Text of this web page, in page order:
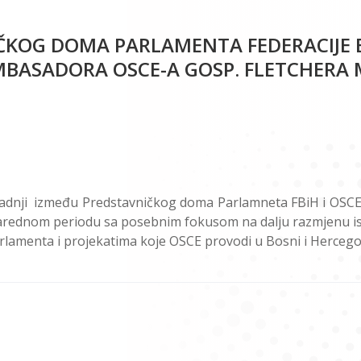
DOMA PARLAMENTA FEDERACIJE
OSCE-A GOSP. FLETCHERA
između Predstavničkog doma Parlamneta FBiH i
periodu sa posebnim fokusom na dalju razmjenu
i projekatima koje OSCE provodi u Bosni i